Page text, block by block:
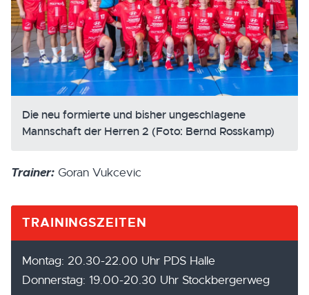
Die neu formierte und bisher ungeschlagene
Mannschaft der Herren 2 (Foto: Bernd Rosskamp)
Trainer: Goran Vukcevic
TRAININGSZEITEN
Montag: 20.30-22.00 Uhr PDS Halle
Donnerstag: 19.00-20.30 Uhr Stockbergerweg